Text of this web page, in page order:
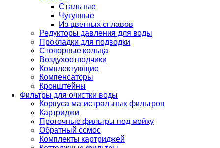
Стальные
Чугунные
Из цветных сплавов
Редукторы давления для воды
Прокладки для подводки
Стопорные кольца
Воздухоотводчики
Комплектующие
Компенсаторы
Кронштейны
Фильтры для очистки воды
Корпуса магистральных фильтров
Картриджи
Проточные фильтры под мойку
Обратный осмос
Комплекты картриджей